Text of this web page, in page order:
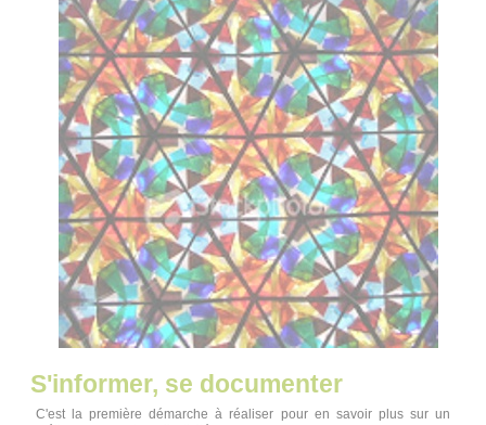
S'informer, se documenter
C'est la première démarche à réaliser pour en savoir plus sur un